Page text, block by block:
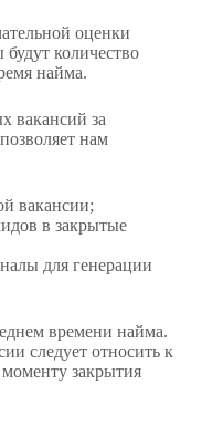
оценки
количество
найма.
вакансий за
нам
вакансии;
в закрытые
для генерации
времени найма.
следует относить к
закрытия